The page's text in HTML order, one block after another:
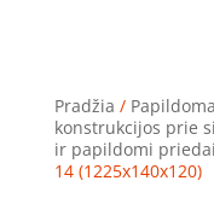
Pradžia /
konstrukcijos prie
ir papildomi priedai
14 (1225x140x120)